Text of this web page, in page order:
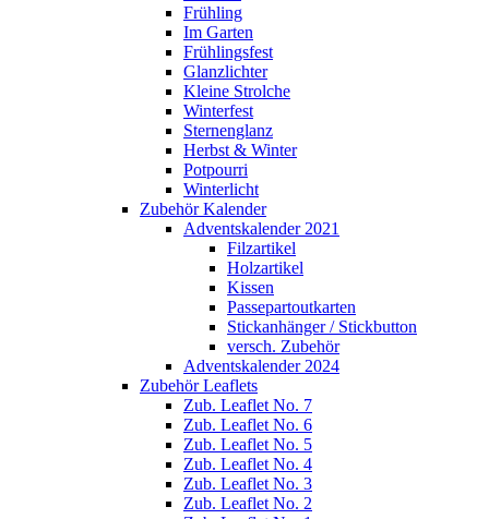
Frühling
Im Garten
Frühlingsfest
Glanzlichter
Kleine Strolche
Winterfest
Sternenglanz
Herbst & Winter
Potpourri
Winterlicht
Zubehör Kalender
Adventskalender 2021
Filzartikel
Holzartikel
Kissen
Passepartoutkarten
Stickanhänger / Stickbutton
versch. Zubehör
Adventskalender 2024
Zubehör Leaflets
Zub. Leaflet No. 7
Zub. Leaflet No. 6
Zub. Leaflet No. 5
Zub. Leaflet No. 4
Zub. Leaflet No. 3
Zub. Leaflet No. 2